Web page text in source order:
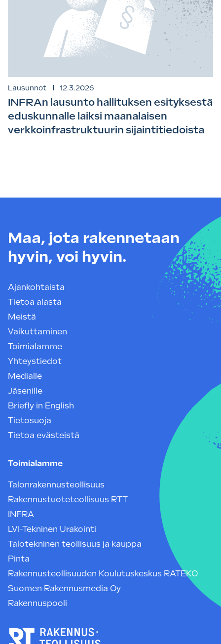
Lausunnot 12.3.2026
INFRAn lausunto hallituksen esityksestä
eduskunnalle laiksi maanalaisen
verkkoinfrastruktuurin sijaintitiedoista
Maa, jota rakennetaan
hyvin, voi hyvin.
Ajankohtaista
Tietoa alasta
Meistä
Vaikuttaminen
Toimialamme
Yhteystiedot
Medialle
Jäsenille
Briefly in English
Tietosuoja
Tietoa evästeistä
Toimialamme
Talonrakennusteollisuus
Rakennustuoteteollisuus RTT
INFRA
LVI-Tekninen Urakointi
Talotekninen teollisuus ja kauppa
Pinta
Rakennusteollisuuden Koulutuskeskus RATEKO
Suomen Rakennusmedia Oy
Rakennuspooli